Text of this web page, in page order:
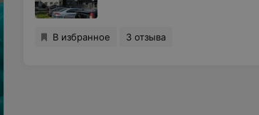
В избранное 3 отзыва